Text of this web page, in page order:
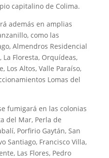
capitalino de Colima.
además en amplias
como las
Almendros Residencial
La Floresta, Orquídeas,
Los Altos, Valle Paraíso,
Lomas del
fumigará en las colonias
del Mar, Perla de
Porfirio Gaytán, San
Santiago, Francisco Villa,
Las Flores, Pedro